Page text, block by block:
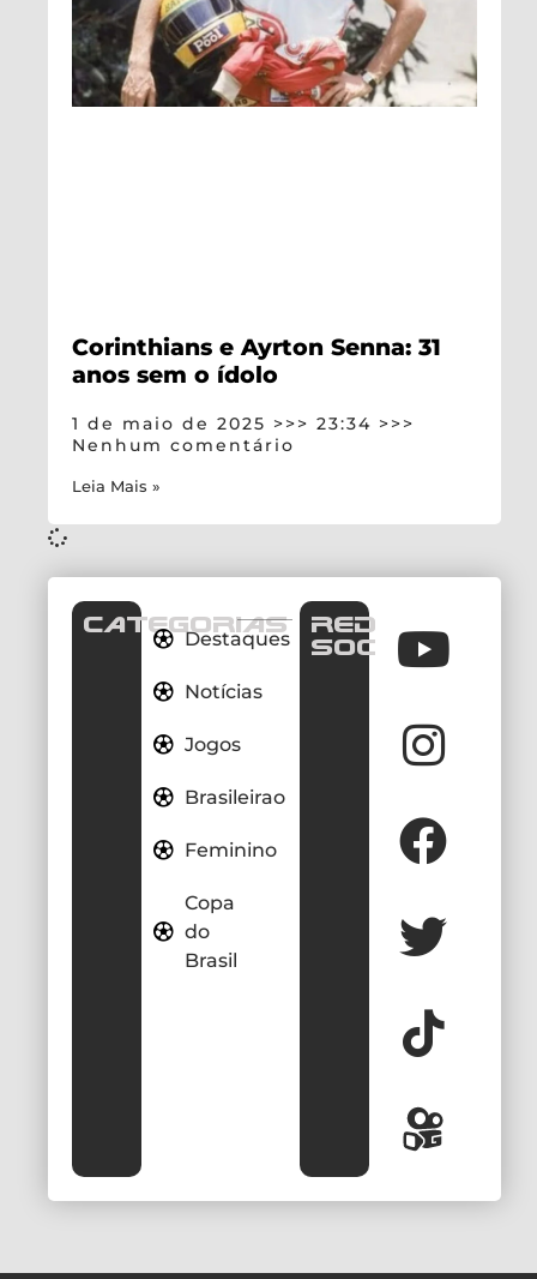
Corinthians e Ayrton Senna: 31
anos sem o ídolo
1 de maio de 2025
23:34
Nenhum comentário
Leia Mais »
CATEGORIAS
Destaques
Notícias
Jogos
Brasileirao
Feminino
Copa
do
Brasil
REDES
SOCIAIS